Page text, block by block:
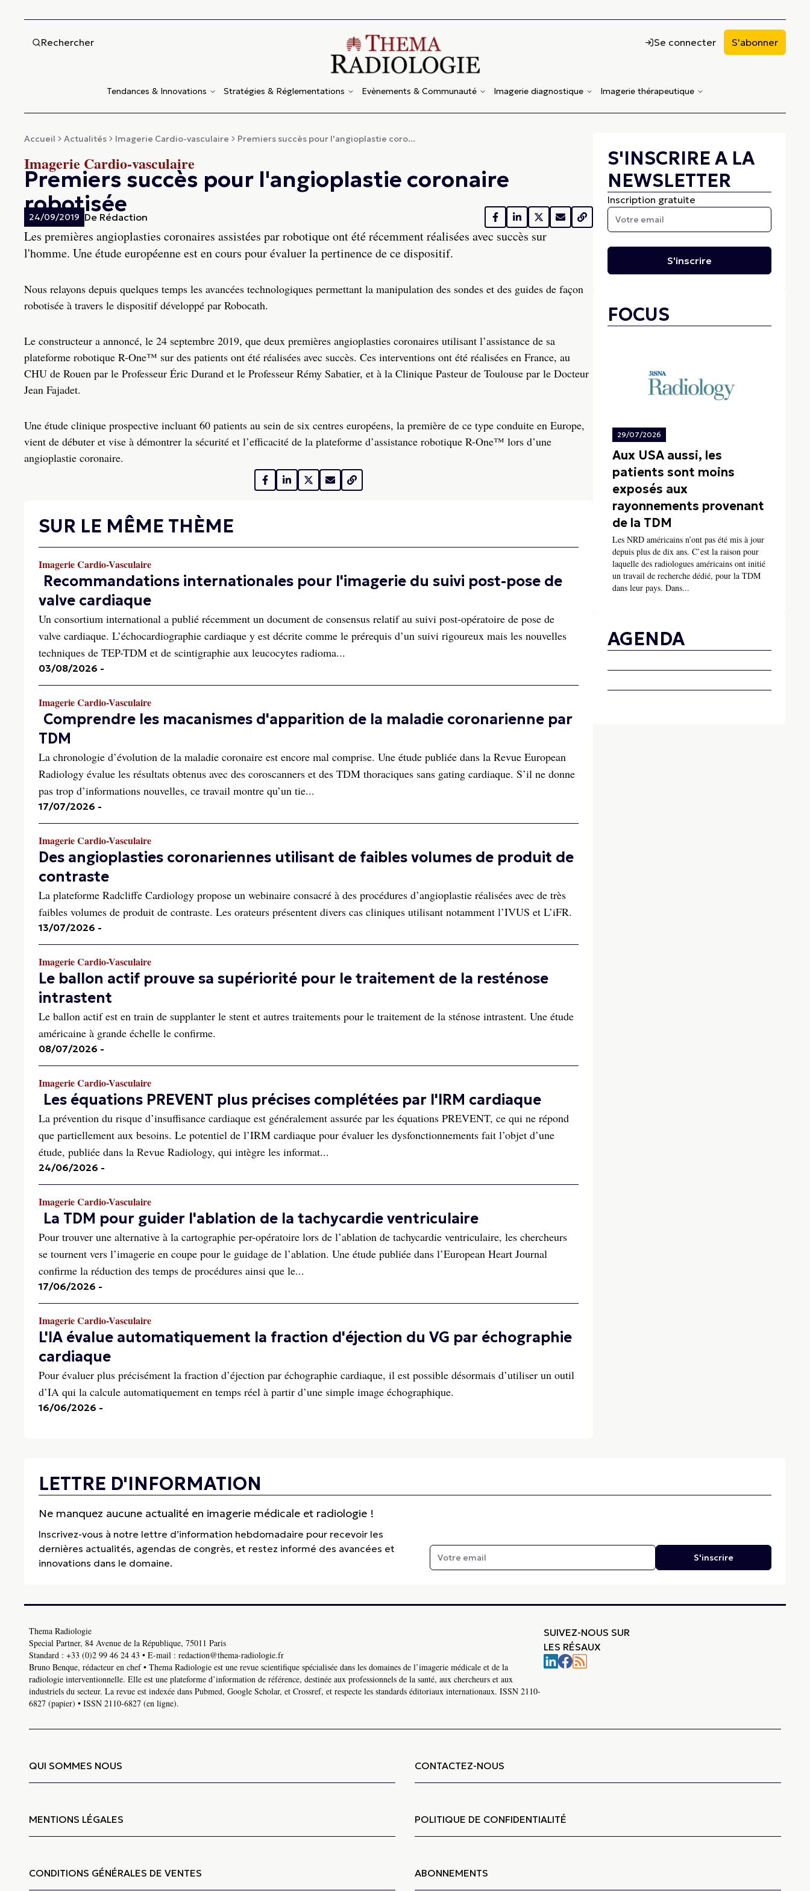
Rechercher Se connecter S'abonner
Tendances & Innovations Stratégies & Réglementations Evènements & Communauté Imagerie diagnostique Imagerie thérapeutique
Accueil Actualités Imagerie Cardio-vasculaire Premiers succès pour l'angioplastie coro...
Imagerie Cardio-vasculaire
Premiers succès pour l'angioplastie coronaire
robotisée
24/09/2019 De Rédaction
Les premières angioplasties coronaires assistées par robotique ont été récemment réalisées avec succès sur
l'homme. Une étude européenne est en cours pour évaluer la pertinence de ce dispositif.
Nous relayons depuis quelques temps les avancées technologiques permettant la manipulation des sondes et des guides de façon
robotisée à travers le dispositif développé par Robocath.
Le constructeur a annoncé, le 24 septembre 2019, que deux premières angioplasties coronaires utilisant l’assistance de sa
plateforme robotique R-One™ sur des patients ont été réalisées avec succès. Ces interventions ont été réalisées en France, au
CHU de Rouen par le Professeur Éric Durand et le Professeur Rémy Sabatier, et à la Clinique Pasteur de Toulouse par le Docteur
Jean Fajadet.
Une étude clinique prospective incluant 60 patients au sein de six centres européens, la première de ce type conduite en Europe,
vient de débuter et vise à démontrer la sécurité et l’efficacité de la plateforme d’assistance robotique R-One™ lors d’une
angioplastie coronaire.
SUR LE MÊME THÈME
Imagerie Cardio-Vasculaire
Recommandations internationales pour l'imagerie du suivi post-pose de
valve cardiaque
Un consortium international a publié récemment un document de consensus relatif au suivi post-opératoire de pose de
valve cardiaque. L’échocardiographie cardiaque y est décrite comme le prérequis d’un suivi rigoureux mais les nouvelles
techniques de TEP-TDM et de scintigraphie aux leucocytes radioma...
03/08/2026 -
Imagerie Cardio-Vasculaire
Comprendre les macanismes d'apparition de la maladie coronarienne par
TDM
La chronologie d’évolution de la maladie coronaire est encore mal comprise. Une étude publiée dans la Revue European
Radiology évalue les résultats obtenus avec des coroscanners et des TDM thoraciques sans gating cardiaque. S’il ne donne
pas trop d’informations nouvelles, ce travail montre qu’un tie...
17/07/2026 -
Imagerie Cardio-Vasculaire
Des angioplasties coronariennes utilisant de faibles volumes de produit de
contraste
La plateforme Radcliffe Cardiology propose un webinaire consacré à des procédures d’angioplastie réalisées avec de très
faibles volumes de produit de contraste. Les orateurs présentent divers cas cliniques utilisant notamment l’IVUS et L’iFR.
13/07/2026 -
Imagerie Cardio-Vasculaire
Le ballon actif prouve sa supériorité pour le traitement de la resténose
intrastent
Le ballon actif est en train de supplanter le stent et autres traitements pour le traitement de la sténose intrastent. Une étude
américaine à grande échelle le confirme.
08/07/2026 -
Imagerie Cardio-Vasculaire
Les équations PREVENT plus précises complétées par l'IRM cardiaque
La prévention du risque d’insuffisance cardiaque est généralement assurée par les équations PREVENT, ce qui ne répond
que partiellement aux besoins. Le potentiel de l’IRM cardiaque pour évaluer les dysfonctionnements fait l’objet d’une
étude, publiée dans la Revue Radiology, qui intègre les informat...
24/06/2026 -
Imagerie Cardio-Vasculaire
La TDM pour guider l'ablation de la tachycardie ventriculaire
Pour trouver une alternative à la cartographie per-opératoire lors de l’ablation de tachycardie ventriculaire, les chercheurs
se tournent vers l’imagerie en coupe pour le guidage de l’ablation. Une étude publiée dans l’European Heart Journal
confirme la réduction des temps de procédures ainsi que le...
17/06/2026 -
Imagerie Cardio-Vasculaire
L'IA évalue automatiquement la fraction d'éjection du VG par échographie
cardiaque
Pour évaluer plus précisément la fraction d’éjection par échographie cardiaque, il est possible désormais d’utiliser un outil
d’IA qui la calcule automatiquement en temps réel à partir d’une simple image échographique.
16/06/2026 -
S'INSCRIRE A LA
NEWSLETTER
Inscription gratuite
S'inscrire
FOCUS
29/07/2026
Aux USA aussi, les
patients sont moins
exposés aux
rayonnements provenant
de la TDM
Les NRD américains n’ont pas été mis à jour
depuis plus de dix ans. C’est la raison pour
laquelle des radiologues américains ont initié
un travail de recherche dédié, pour la TDM
dans leur pays. Dans...
AGENDA
LETTRE D'INFORMATION
Ne manquez aucune actualité en imagerie médicale et radiologie !
Inscrivez-vous à notre lettre d’information hebdomadaire pour recevoir les
dernières actualités, agendas de congrès, et restez informé des avancées et
innovations dans le domaine.
S'inscrire
Thema Radiologie
Special Partner, 84 Avenue de la République, 75011 Paris
Standard : +33 (0)2 99 46 24 43 • E-mail : redaction@thema-radiologie.fr
Bruno Benque, rédacteur en chef • Thema Radiologie est une revue scientifique spécialisée dans les domaines de l’imagerie médicale et de la
radiologie interventionnelle. Elle est une plateforme d’information de référence, destinée aux professionnels de la santé, aux chercheurs et aux
industriels du secteur. La revue est indexée dans Pubmed, Google Scholar, et Crossref, et respecte les standards éditoriaux internationaux. ISSN 2110-
6827 (papier) • ISSN 2110-6827 (en ligne).
SUIVEZ-NOUS SUR
LES RÉSAUX
QUI SOMMES NOUS CONTACTEZ-NOUS
MENTIONS LÉGALES POLITIQUE DE CONFIDENTIALITÉ
CONDITIONS GÉNÉRALES DE VENTES ABONNEMENTS